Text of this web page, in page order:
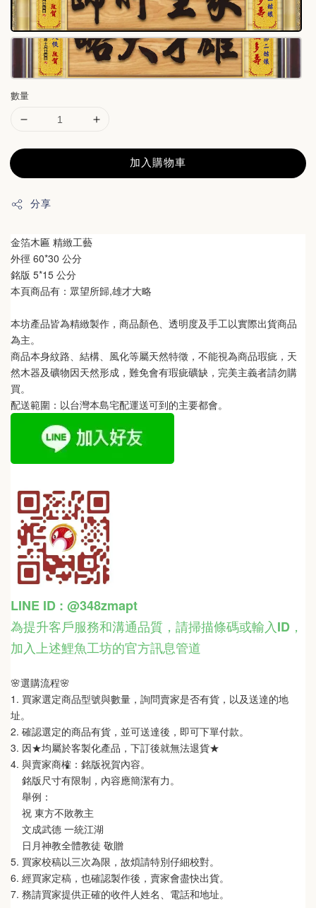
數量
加入購物車
分享
金箔木匾 精緻工藝
外徑 60*30 公分
銘版 5*15 公分
本頁商品有：眾望所歸,雄才大略
本坊產品皆為精緻製作，商品顏色、透明度及手工以實際出貨商品
為主。
商品本身紋路、結構、風化等屬天然特徵，不能視為商品瑕疵，天
然木器及礦物因天然形成，難免會有瑕疵礦缺，完美主義者請勿購
買。
配送範圍：以台灣本島宅配運送可到的主要都會。
LINE ID : @348zmapt
為提升客戶服務和溝通品質，請掃描條碼或輸入ID ，
加入上述鯉魚工坊的官方訊息管道
🌸選購流程🌸
1. 買家選定商品型號與數量，詢問賣家是否有貨，以及送達的地
址。
2. 確認選定的商品有貨，並可送達後，即可下單付款。
3. 因★均屬於客製化產品，下訂後就無法退貨★
4. 與賣家商榷：銘版祝賀內容。
銘版尺寸有限制，內容應簡潔有力。
舉例：
祝 東方不敗教主
文成武德 一統江湖
日月神教全體教徒 敬贈
5. 買家校稿以三次為限，故煩請特別仔細校對。
6. 經買家定稿，也確認製作後，賣家會盡快出貨。
7. 務請買家提供正確的收件人姓名、電話和地址。